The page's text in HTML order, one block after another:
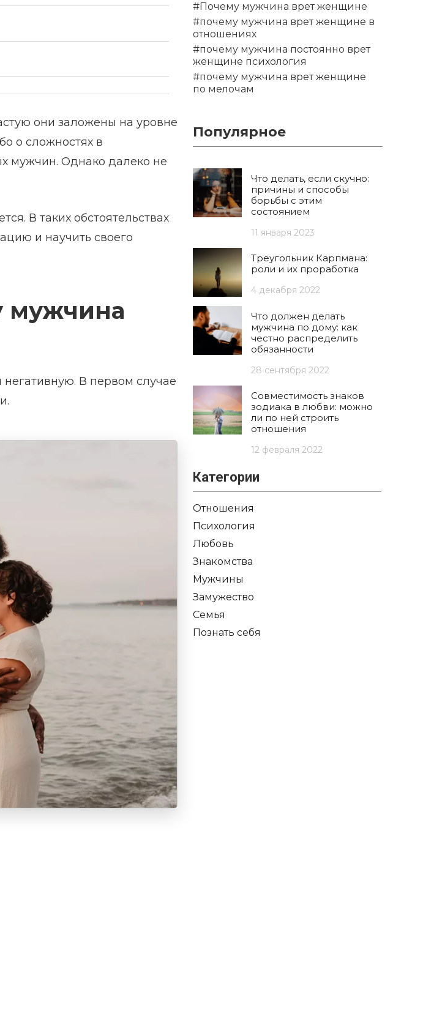
они заложены на уровне
о сложностях в
мужчин. Однако далеко не
В таких обстоятельствах
и научить своего
мужчина
В первом случае
#Почему мужчина врет женщине
#почему мужчина врет женщине в
отношениях
#почему мужчина постоянно врет
женщине психология
#почему мужчина врет женщине
по мелочам
Популярное
Что делать, если скучно:
причины и способы
борьбы с этим
состоянием
11 января 2023
Треугольник Карпмана:
роли и их проработка
4 декабря 2022
Что должен делать
мужчина по дому: как
честно распределить
обязанности
28 сентября 2022
Совместимость знаков
зодиака в любви: можно
ли по ней строить
отношения
12 февраля 2022
Категории
Отношения
Психология
Любовь
Знакомства
Мужчины
Замужество
Семья
Познать себя